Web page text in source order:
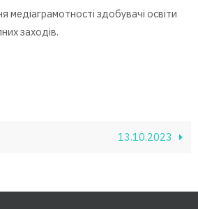
медіаграмотності здобувачі освіти
заходів.
13.10.2023